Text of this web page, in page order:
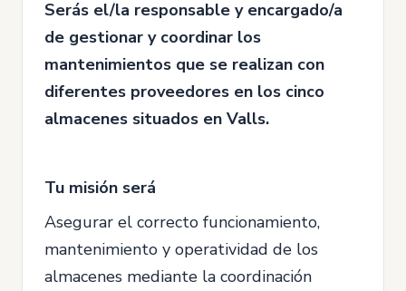
Serás el/la responsable y encargado/a
de gestionar y coordinar los
mantenimientos que se realizan con
diferentes proveedores en los cinco
almacenes situados en Valls.
Tu misión será
Asegurar el correcto funcionamiento,
mantenimiento y operatividad de los
almacenes mediante la coordinación